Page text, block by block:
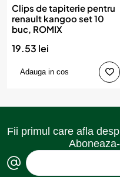
Clips de tapiterie pentru
renault kangoo set 10
buc, ROMIX
19.53 lei
Adauga in cos
Fii primul care afla